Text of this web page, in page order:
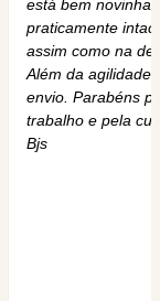
está bem novinha,
praticamente
assim como na
Além da agilidade
envio. Parabéns
trabalho e pela
Bjs